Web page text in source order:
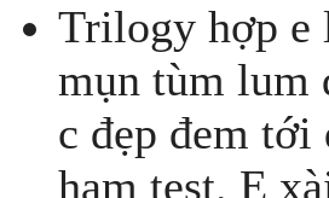
Trilogy hợp e
mụn tùm lum
c đẹp đem tới
ham test. E